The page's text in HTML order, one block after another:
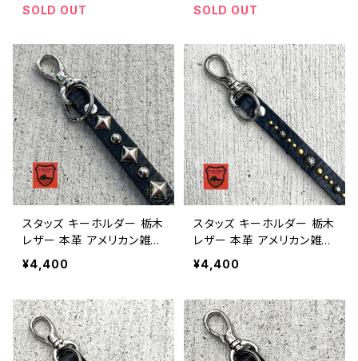
TUDED BELT LEATHER B
8】
SOLD OUT
in Sign metal wall decor
87】
SOLD OUT
スタッズ キーホルダー 栃木
レザー 本革 アメリカン雑貨
キーリング アメカジ 日本製
/ Studded Leather Keyc
uine leather keychain
【E072】
¥4,400
スタッズ キーホルダー 栃木
レザー 本革 アメリカン雑貨
キーリング アメカジ 日本製
/ Studded Leather Keyc
uine leather keychain
【E071】
¥4,400